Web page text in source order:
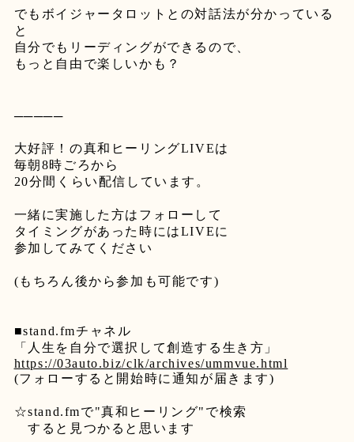
でもボイジャータロットとの対話法が分かっている
と
自分でもリーディングができるので、
もっと自由で楽しいかも？
─────
大好評！の真和ヒーリングLIVEは
毎朝8時ごろから
20分間くらい配信しています。
一緒に実施した方はフォローして
タイミングがあった時にはLIVEに
参加してみてください
( もちろん後から参加も可能です)
■stand.fmチャネル
「人生を自分で選択して創造する生き方」
https://03auto.biz/clk/archives/ummvue.html
(フォローすると開始時に通知が届きます)
☆stand.fmで"真和ヒーリング" で検索
すると見つかると思います